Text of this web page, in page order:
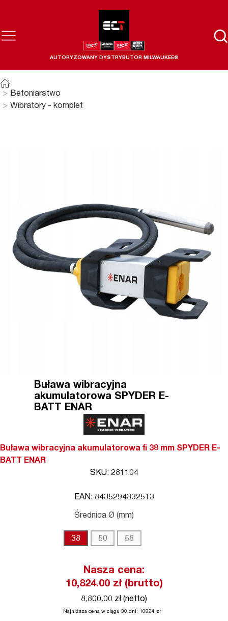
AUTORYZOWANY DYSTRYBUTOR MILWAUKEE®
Betoniarstwo
Wibratory - komplet
Buława wibracyjna
akumulatorowa SPYDER E-
BATT ENAR
Buława wibracyjna akumulatorowa fi 38 mm SPYDER E-
BATT ENAR
SKU: 281104
EAN: 8435294332513
Średnica Ø (mm)
38 50 58
Nasza cena:
10,824.00zł (brutto)
8,800.00 zł (netto)
Najniższa cena w ciągu 30 dni: 10824 zł